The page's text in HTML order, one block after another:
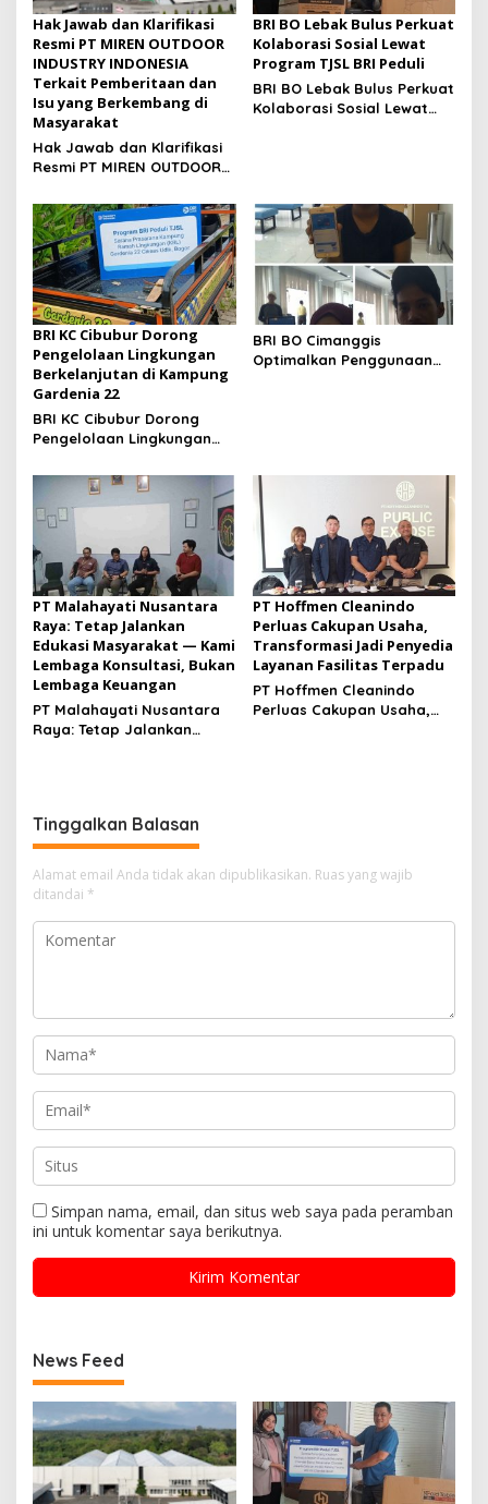
Hak Jawab dan Klarifikasi
Resmi PT MIREN OUTDOOR
INDUSTRY INDONESIA
Terkait Pemberitaan dan
Isu yang Berkembang di
Masyarakat
Hak Jawab dan Klarifikasi
Resmi PT MIREN OUTDOOR
Terkait Pemberitaan dan
Isu yang Berkembang di
Masyarakat
BRI BO Lebak Bulus Perkuat
Kolaborasi Sosial Lewat
Program TJSL BRI Peduli
BRI BO Lebak Bulus Perkuat
Kolaborasi Sosial Lewat
BRI KC Cibubur Dorong
Pengelolaan Lingkungan
Berkelanjutan di Kampung
Gardenia 22
BRI KC Cibubur Dorong
Pengelolaan Lingkungan
Gardenia 22
BRI BO Cimanggis
Optimalkan Penggunaan
PT Malahayati Nusantara
Raya: Tetap Jalankan
Edukasi Masyarakat — Kami
Lembaga Konsultasi, Bukan
Lembaga Keuangan
PT Malahayati Nusantara
Raya: Tetap Jalankan
PT Hoffmen Cleanindo
Perluas Cakupan Usaha,
Transformasi Jadi Penyedia
Layanan Fasilitas Terpadu
PT Hoffmen Cleanindo
Perluas Cakupan Usaha,
Tinggalkan Balasan
Alamat email Anda tidak akan dipublikasikan. Ruas yang wajib
ditandai *
Simpan nama, email, dan situs web saya pada peramban
ini untuk komentar saya berikutnya.
News Feed